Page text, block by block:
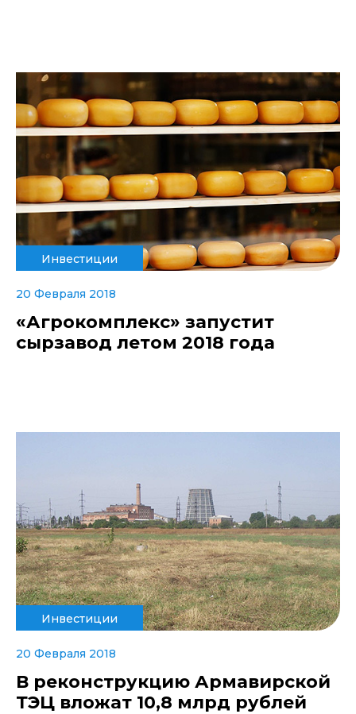
Инвестиции
20 Февраля 2018
«Агрокомплекс» запустит
сырзавод летом 2018 года
Инвестиции
20 Февраля 2018
В реконструкцию Армавирской
ТЭЦ вложат 10,8 млрд рублей